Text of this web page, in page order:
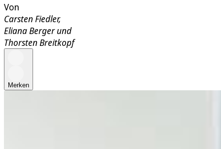
Von
Carsten Fiedler,
Eliana Bergerund
Thorsten Breitkopf
Merken